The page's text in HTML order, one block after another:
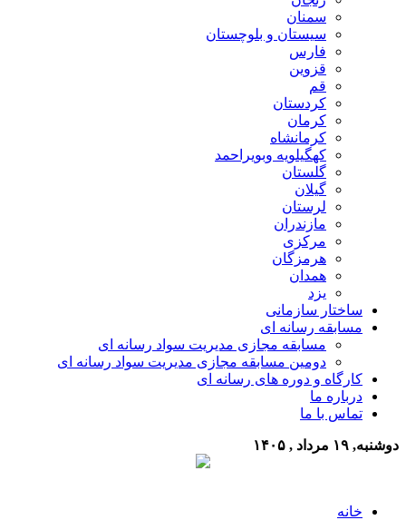
سمنان
سیستان و بلوچستان
فارس
قزوین
قم
کردستان
کرمان
کرمانشاه
کهگیلویه وبویراحمد
گلستان
گیلان
لرستان
مازندران
مرکزی
هرمزگان
همدان
یزد
ساختار سازمانی
مسابقه رسانه ای
مسابقه مجازی مدیریت سواد رسانه ای
دومین مسابقه مجازی مدیریت سواد رسانه ای
کارگاه و دوره های رسانه ای
درباره ما
تماس با ما
دوشنبه, ۱۹ مرداد , ۱۴۰۵
خانه